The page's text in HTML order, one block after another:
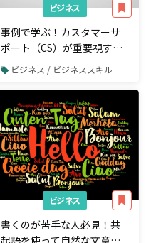
ビジネス
事例で学ぶ！カスタマーサ
ポート（CS）が重要視すべ
きKPIとは
ビジネス / ビジネススキル
ビジネス
書くのが苦手な人必見！共